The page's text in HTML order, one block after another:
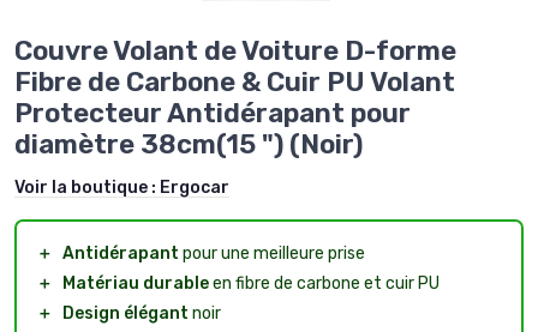
Couvre Volant de Voiture D-forme
Fibre de Carbone & Cuir PU Volant
Protecteur Antidérapant pour
diamètre 38cm(15 ") (Noir)
Voir la boutique : Ergocar
＋ Antidérapant pour une meilleure prise
＋
Matériau durableen fibre de carbone et cuir PU
＋
Design élégant noir